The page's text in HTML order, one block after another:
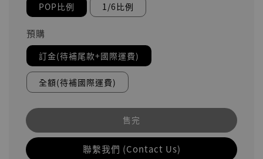
POP比例 1/6比例
預購
訂金(待補尾款+國際運費)
全額(待補國際運費)
售完
聯繫我們 (Contact Us)